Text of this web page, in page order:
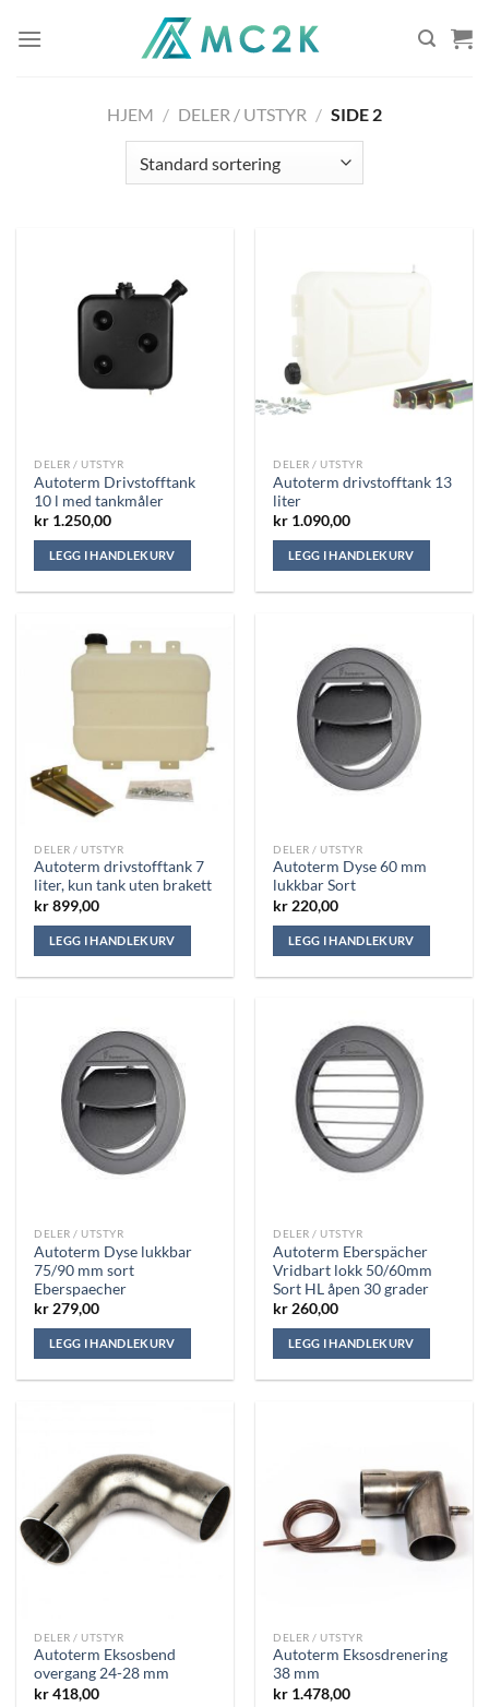
HJEM / DELER / UTSTYR / SIDE 2
DELER / UTSTYR
Autoterm Drivstofftank
10 l med tankmåler
kr 1.250,00
LEGG I HANDLEKURV
DELER / UTSTYR
Autoterm drivstofftank 13
liter
kr 1.090,00
LEGG I HANDLEKURV
DELER / UTSTYR
Autoterm drivstofftank 7
liter, kun tank uten brakett
kr899,00
LEGG I HANDLEKURV
DELER / UTSTYR
Autoterm Dyse 60 mm
lukkbar Sort
kr 220,00
LEGG I HANDLEKURV
DELER / UTSTYR
Autoterm Dyse lukkbar
75/90 mm sort
Eberspaecher
kr 279,00
LEGG I HANDLEKURV
DELER / UTSTYR
Autoterm Eberspächer
Vridbart lokk 50/60mm
Sort HL åpen 30 grader
kr 260,00
LEGG I HANDLEKURV
DELER / UTSTYR
Autoterm Eksosbend
overgang 24-28 mm
kr418,00
DELER / UTSTYR
Autoterm Eksosdrenering
38 mm
kr 1.478,00